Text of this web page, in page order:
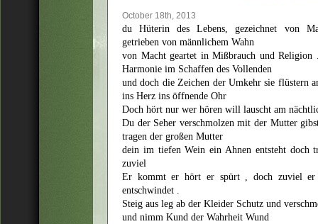
October 18th, 2013
du Hüterin des Lebens, gezeichnet von
getrieben von männlichem Wahn
von Macht geartet in Mißbrauch und
Harmonie im Schaffen des Vollenden
und doch die Zeichen der Umkehr sie flüstern
ins Herz ins öffnende Ohr
Doch hört nur wer hören will lauscht am
Du der Seher verschmolzen mit der Mutter
tragen der großen Mutter
dein im tiefen Wein ein Ahnen entsteht
zuviel
Er kommt er hört er spürt , doch zuviel er
entschwindet .
Steig aus leg ab der Kleider Schutz und
und nimm Kund der Wahrheit Wund